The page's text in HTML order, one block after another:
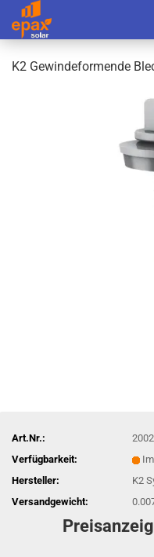
K2 Ge­win­de­for­men­de
Art.Nr.:
Verfügbarkeit:
Hersteller:
K2
Versandgewicht: